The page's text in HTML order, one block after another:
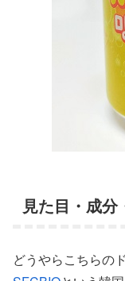
見た目・成分
どうやらこちらの